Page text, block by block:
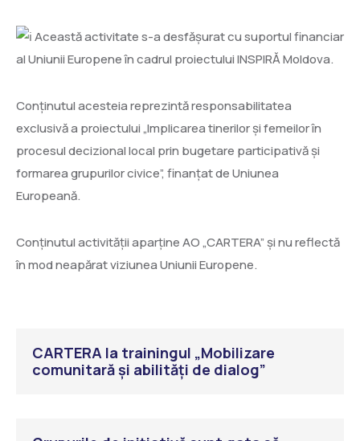
Această activitate s-a desfășurat cu suportul financiar
al Uniunii Europene în cadrul proiectului INSPIRĂ Moldova.
Conținutul acesteia reprezintă responsabilitatea
exclusivă a proiectului „Implicarea tinerilor și femeilor în
procesul decizional local prin bugetare participativă și
formarea grupurilor civice”, finanțat de Uniunea
Europeană.
Conținutul activității aparține AO „CARTERA” și nu reflectă
în mod neapărat viziunea Uniunii Europene.
CARTERA la trainingul „Mobilizare
comunitară și abilități de dialog”